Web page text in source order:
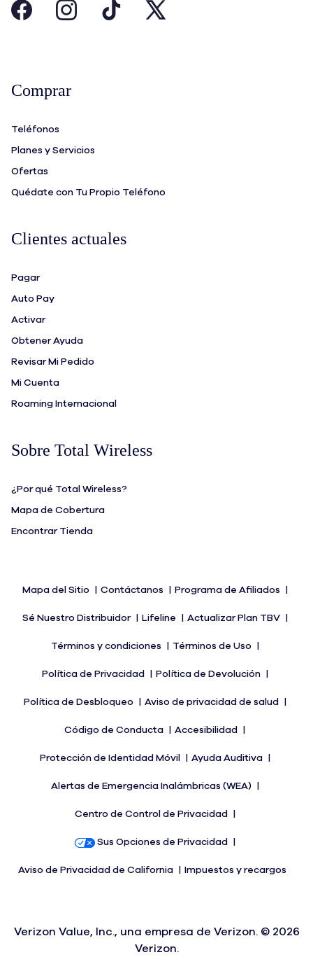
Comprar
Teléfonos
Planes y Servicios
Ofertas
Quédate con Tu Propio Teléfono
Clientes actuales
Pagar
Auto Pay
Activar
Obtener Ayuda
Revisar Mi Pedido
Mi Cuenta
Roaming Internacional
Sobre Total Wireless
¿Por qué Total Wireless?
Mapa de Cobertura
Encontrar Tienda
Mapa del Sitio Contáctanos Programa de Afiliados
Sé Nuestro Distribuidor Lifeline Actualizar Plan TBV
Términos y condiciones Términos de Uso
Política de Privacidad Política de Devolución
Política de Desbloqueo Aviso de privacidad de salud
Código de Conducta Accesibilidad
Protección de Identidad Móvil Ayuda Auditiva
Alertas de Emergencia Inalámbricas (WEA)
Centro de Control de Privacidad
Sus Opciones de Privacidad
Aviso de Privacidad de California Impuestos y recargos
Verizon Value, Inc., una empresa de Verizon. © 2026
Verizon.